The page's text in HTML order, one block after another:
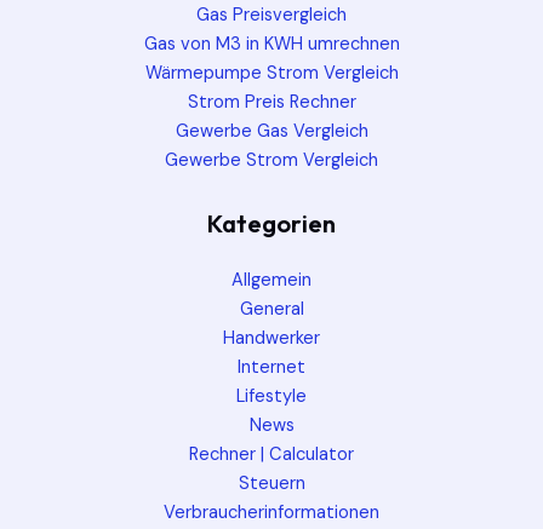
Gas Preisvergleich
Gas von M3 in KWH umrechnen
Wärmepumpe Strom Vergleich
Strom Preis Rechner
Gewerbe Gas Vergleich
Gewerbe Strom Vergleich
Kategorien
Allgemein
General
Handwerker
Internet
Lifestyle
News
Rechner | Calculator
Steuern
Verbraucherinformationen